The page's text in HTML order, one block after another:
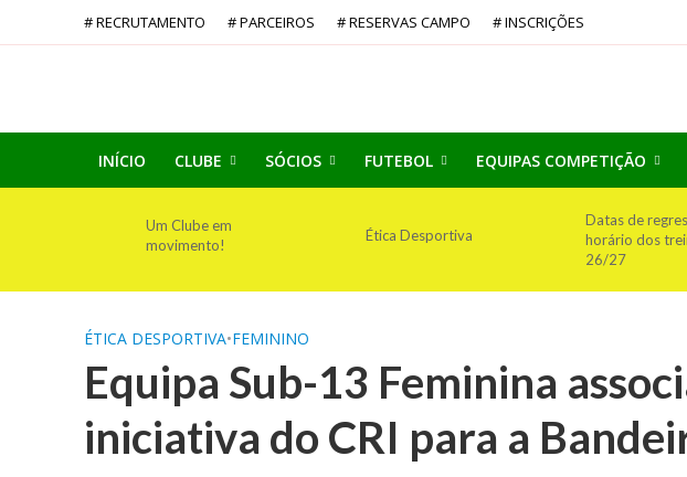
# RECRUTAMENTO # PARCEIROS # RESERVAS CAMPO # INSCRIÇÕES
INÍCIO CLUBE SÓCIOS FUTEBOL EQUIPAS COMPETIÇÃO
Um Clube em
movimento!
Ética Desportiva
Datas de
horário dos
26/27
ÉTICA DESPORTIVA•FEMININO
Equipa Sub-13 Feminina
iniciativa do CRI para a